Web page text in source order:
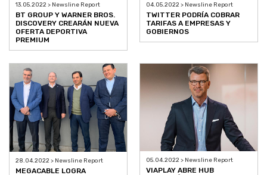
13.05.2022 > Newsline Report
BT GROUP Y WARNER BROS.
DISCOVERY CREARÁN NUEVA
OFERTA DEPORTIVA
PREMIUM
04.05.2022 > Newsline Report
TWITTER PODRÍA COBRAR
TARIFAS A EMPRESAS Y
GOBIERNOS
28.04.2022 > Newsline Report
MEGACABLE LOGRA
05.04.2022 > Newsline Report
VIAPLAY ABRE HUB